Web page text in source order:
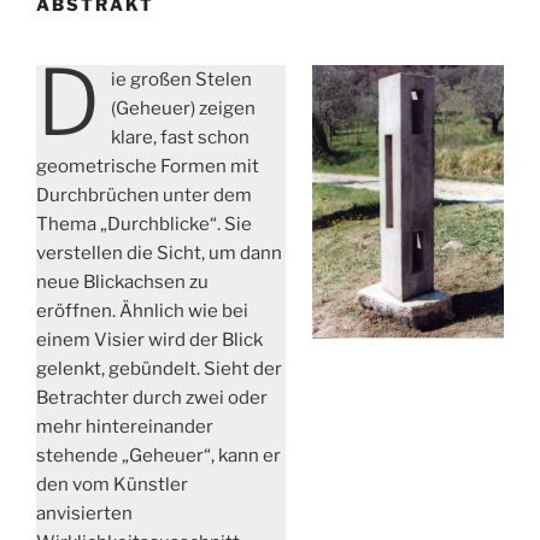
ABSTRAKT
D
ie großen Stelen
(Geheuer) zeigen
klare, fast schon
geometrische Formen mit
Durchbrüchen unter dem
Thema „Durchblicke“. Sie
verstellen die Sicht, um dann
neue Blickachsen zu
eröffnen. Ähnlich wie bei
einem Visier wird der Blick
gelenkt, gebündelt. Sieht der
Betrachter durch zwei oder
mehr hintereinander
stehende „Geheuer“, kann er
den vom Künstler
anvisierten